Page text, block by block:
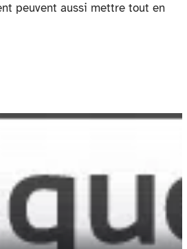
peuvent aussi mettre tout en